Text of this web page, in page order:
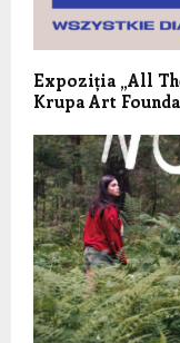
Expoziția „All
Krupa Art